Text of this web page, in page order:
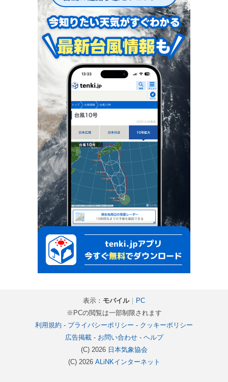
表示： モバイル｜ PC
※PCの閲覧は一部制限されます
利用規約 - プライバシーポリシー - クッキーポリシー
広告掲載- お問い合わせ- ヘルプ
(C) 2026 日本気象協会
(C) 2026 ALiNKインターネット